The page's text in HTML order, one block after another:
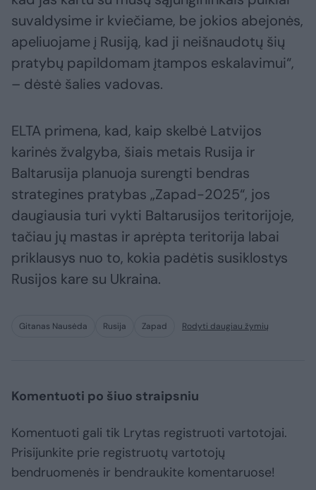
suvaldysime ir kviečiame, be jokios abejonės,
apeliuojame į Rusiją, kad ji neišnaudotų šių
pratybų papildomam įtampos eskalavimui“,
– dėstė šalies vadovas.
ELTA primena, kad, kaip skelbė Latvijos
karinės žvalgyba, šiais metais Rusija ir
Baltarusija planuoja surengti bendras
strategines pratybas „Zapad-2025“, jos
daugiausia turi vykti Baltarusijos teritorijoje,
tačiau jų mastas ir aprėpta teritorija labai
priklausys nuo to, kokia padėtis susiklostys
Rusijos kare su Ukraina.
Gitanas Nausėda Rusija Zapad Rodyti daugiau žymių
Komentuoti po šiuo straipsniu
Komentuoti gali tik Lrytas registruoti vartotojai.
Prisijunkite prie registruotų vartotojų
bendruomenės ir bendraukite komentaruose!